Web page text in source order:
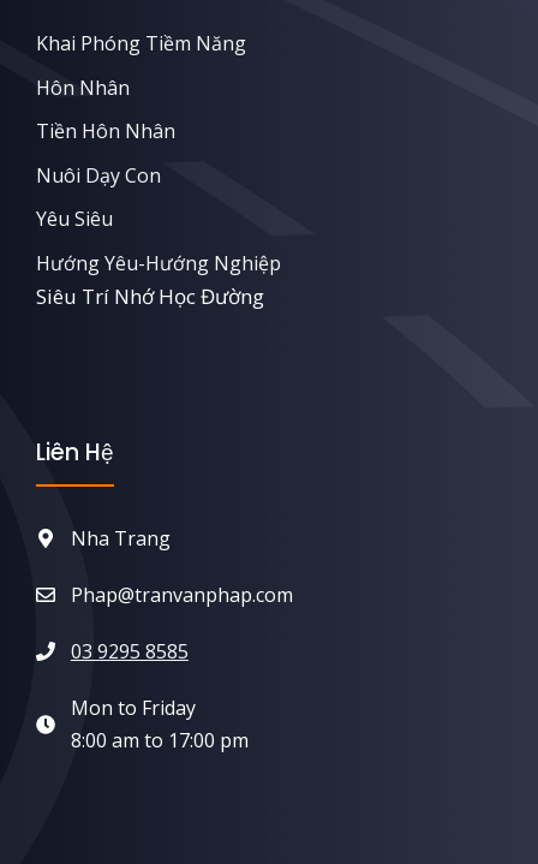
Khai Phóng Tiềm Năng
Hôn Nhân
Tiền Hôn Nhân
Nuôi Dạy Con
Yêu Siêu
Hướng Yêu-Hướng Nghiệp
Siêu Trí Nhớ Học Đường
Liên Hệ
Nha Trang
Phap@tranvanphap.com
03 9295 8585
Mon to Friday
8:00 am to 17:00 pm